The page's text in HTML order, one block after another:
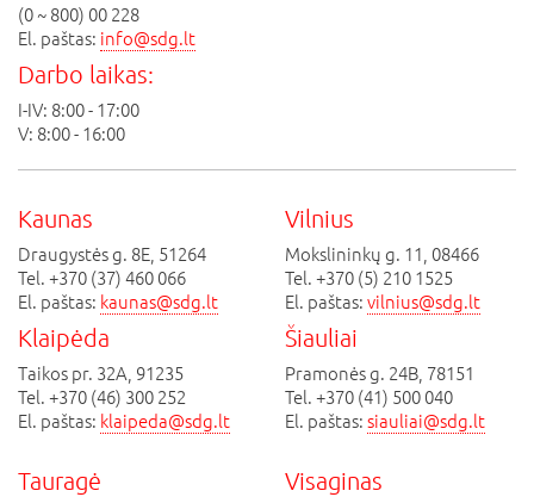
(0 ~ 800) 00 228
El. paštas: info@sdg.lt
Darbo laikas:
I-IV: 8:00 - 17:00
V: 8:00 - 16:00
Kaunas
Draugystės g. 8E, 51264
Tel. +370 (37) 460 066
El. paštas: kaunas@sdg.lt
Vilnius
Mokslininkų g. 11, 08466
Tel. +370 (5) 210 1525
El. paštas:vilnius@sdg.lt
Klaipėda
Taikos pr. 32A, 91235
Tel. +370 (46) 300 252
El. paštas: klaipeda@sdg.lt
Šiauliai
Pramonės g. 24B, 78151
Tel. +370 (41) 500 040
El. paštas:siauliai@sdg.lt
Tauragė Visaginas